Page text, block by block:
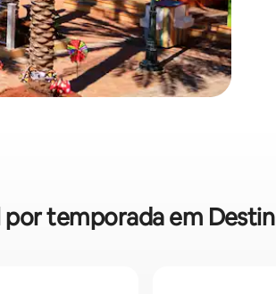
por temporada em Destin